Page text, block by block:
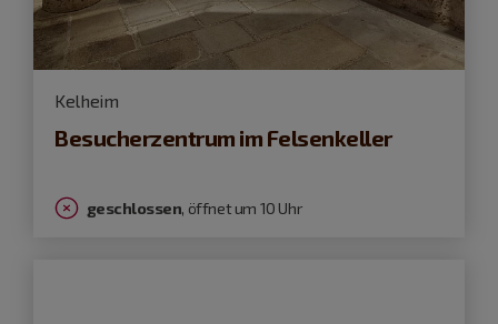
Kelheim
Besucherzentrum im Felsenkeller
geschlossen, öffnet um 10 Uhr